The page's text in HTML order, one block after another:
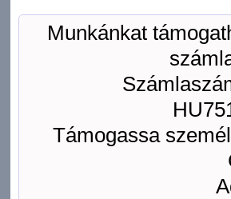
Munkánkat
Támogassa